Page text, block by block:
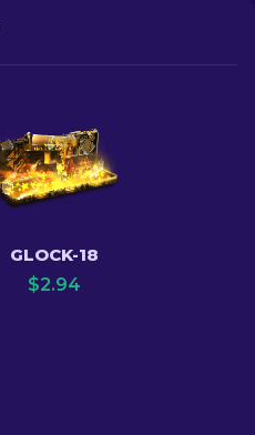
GLOCK-18
$2.94